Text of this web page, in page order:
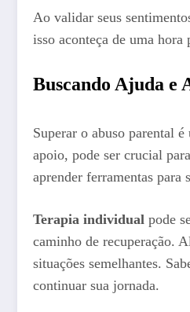
Ao validar seus
isso aconteça de uma
Buscando Ajuda e
Superar o abuso parental
apoio, pode ser crucial
aprender ferramentas para
Terapia individual pode
caminho de recuperação.
situações semelhantes.
continuar sua jornada.